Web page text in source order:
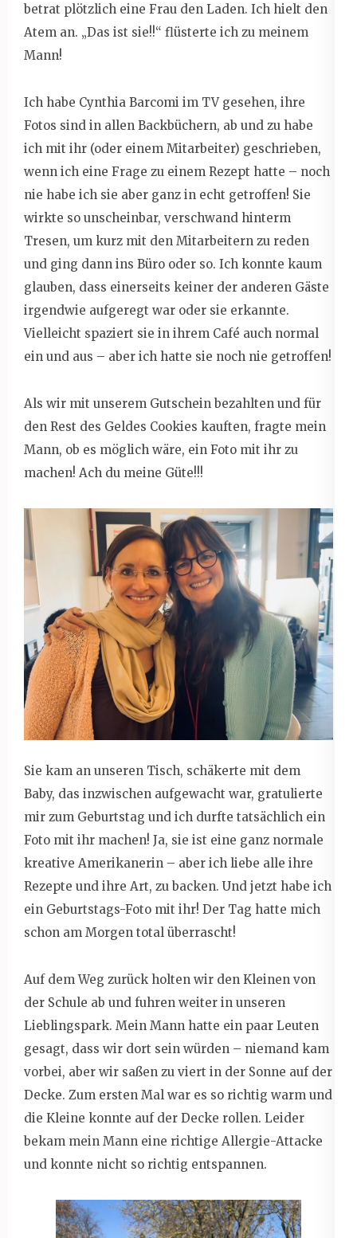
betrat plötzlich eine Frau den Laden. Ich hielt den
Atem an. „Das ist sie!!“ flüsterte ich zu meinem
Mann!
Ich habe Cynthia Barcomi im TV gesehen, ihre
Fotos sind in allen Backbüchern, ab und zu habe
ich mit ihr (oder einem Mitarbeiter) geschrieben,
wenn ich eine Frage zu einem Rezept hatte – noch
nie habe ich sie aber ganz in echt getroffen! Sie
wirkte so unscheinbar, verschwand hinterm
Tresen, um kurz mit den Mitarbeitern zu reden
und ging dann ins Büro oder so. Ich konnte kaum
glauben, dass einerseits keiner der anderen Gäste
irgendwie aufgeregt war oder sie erkannte.
Vielleicht spaziert sie in ihrem Café auch normal
ein und aus – aber ich hatte sie noch nie getroffen!
Als wir mit unserem Gutschein bezahlten und für
den Rest des Geldes Cookies kauften, fragte mein
Mann, ob es möglich wäre, ein Foto mit ihr zu
machen! Ach du meine Güte!!!
Sie kam an unseren Tisch, schäkerte mit dem
Baby, das inzwischen aufgewacht war, gratulierte
mir zum Geburtstag und ich durfte tatsächlich ein
Foto mit ihr machen! Ja, sie ist eine ganz normale
kreative Amerikanerin – aber ich liebe alle ihre
Rezepte und ihre Art, zu backen. Und jetzt habe ich
ein Geburtstags-Foto mit ihr! Der Tag hatte mich
schon am Morgen total überrascht!
Auf dem Weg zurück holten wir den Kleinen von
der Schule ab und fuhren weiter in unseren
Lieblingspark. Mein Mann hatte ein paar Leuten
gesagt, dass wir dort sein würden – niemand kam
vorbei, aber wir saßen zu viert in der Sonne auf der
Decke. Zum ersten Mal war es so richtig warm und
die Kleine konnte auf der Decke rollen. Leider
bekam mein Mann eine richtige Allergie-Attacke
und konnte nicht so richtig entspannen.